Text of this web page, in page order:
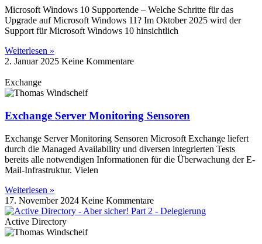
Microsoft Windows 10 Supportende – Welche Schritte für das
Upgrade auf Microsoft Windows 11? Im Oktober 2025 wird der
Support für Microsoft Windows 10 hinsichtlich
Weiterlesen »
2. Januar 2025 Keine Kommentare
Exchange
Exchange Server Monitoring Sensoren
Exchange Server Monitoring Sensoren Microsoft Exchange liefert
durch die Managed Availability und diversen integrierten Tests
bereits alle notwendigen Informationen für die Überwachung der E-
Mail-Infrastruktur. Vielen
Weiterlesen »
17. November 2024 Keine Kommentare
Active Directory